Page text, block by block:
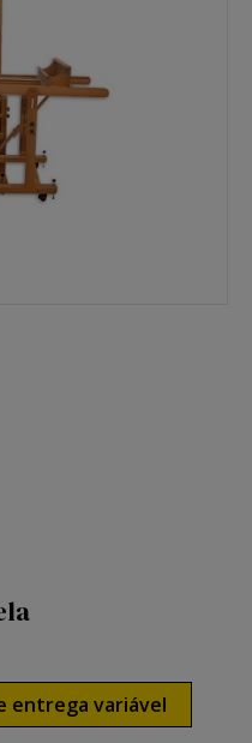
entrega variável